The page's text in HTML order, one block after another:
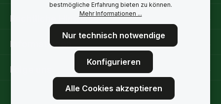
Rechtliche Hinweise
Informationen
Folge uns
bestmögliche Erfahrung bieten zu können.
Mehr Informationen ...
Nur technisch notwendige
Konfigurieren
Alle Cookies akzeptieren